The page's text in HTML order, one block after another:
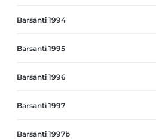
Barsanti 1994
Barsanti 1995
Barsanti 1996
Barsanti 1997
Barsanti 1997b